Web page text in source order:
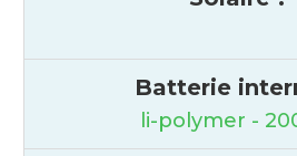
Batterie
li-polymer -